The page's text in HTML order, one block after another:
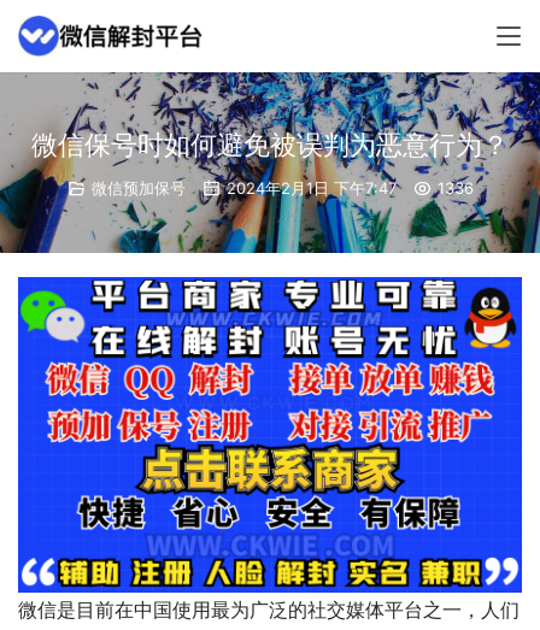
微信保号时如何避免被误判为恶意行为？
微信预加保号 2024年2月1日 下午7:47 1336
微信是目前在中国使用最为广泛的社交媒体平台之一，人们